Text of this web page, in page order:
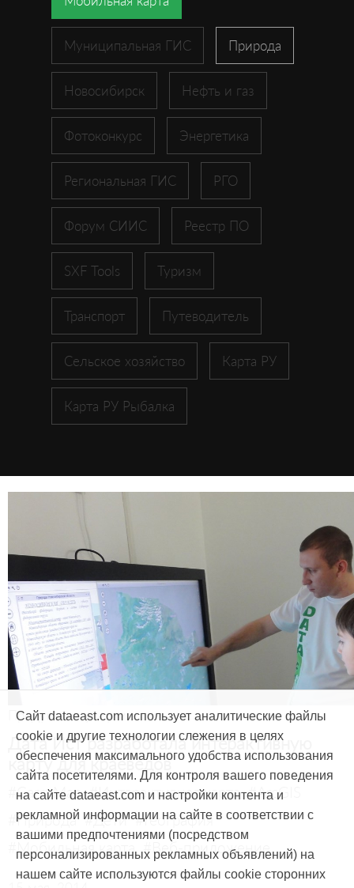
Муниципальная ГИС Природа
Новосибирск Нефть и газ
Фотоконкурс Энергетика
Региональная ГИС РГО
Форум СИИС Реестр ПО
SXF Tools Туризм
Транспорт Путеводитель
Сельское хозяйство Карта РУ
Карта РУ Рыбалка
Продукты и услуги
Дата Ист разработала интерактивную
карту для краеведов
#CarryMap #Интерактивная карта #ArcGIS
#Природа #Дети #География
#Мобильная карта #Веб-приложение
Сайт dataeast.com использует аналитические файлы
cookie и другие технологии слежения в целях
обеспечения максимального удобства использования
сайта посетителями. Для контроля вашего поведения
на сайте dataeast.com и настройки контента и
рекламной информации на сайте в соответствии с
вашими предпочтениями (посредством
персонализированных рекламных объявлений) на
нашем сайте используются файлы cookie сторонних